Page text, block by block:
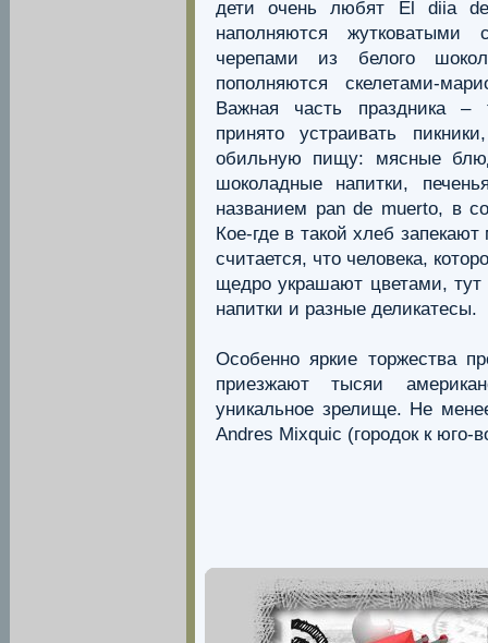
дети очень любят El diia
наполняются жутковатыми
черепами из белого
пополняются скелетами-
Важная часть праздника –
принято устраивать
обильную пищу: мясные
шоколадные напитки,
названием pan de muerto, в
Кое-где в такой хлеб
считается, что человека,
щедро украшают цветами, тут
напитки и разные деликатесы.
Особенно яркие торжества
приезжают тысяи
уникальное зрелище. Не
Andres Mixquic (городок к юго-